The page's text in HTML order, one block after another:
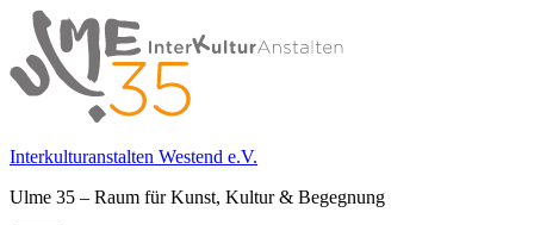
Springe
zum
Inhalt
Interkulturanstalten Westend e.V.
Ulme 35 – Raum für Kunst, Kultur & Begegnung